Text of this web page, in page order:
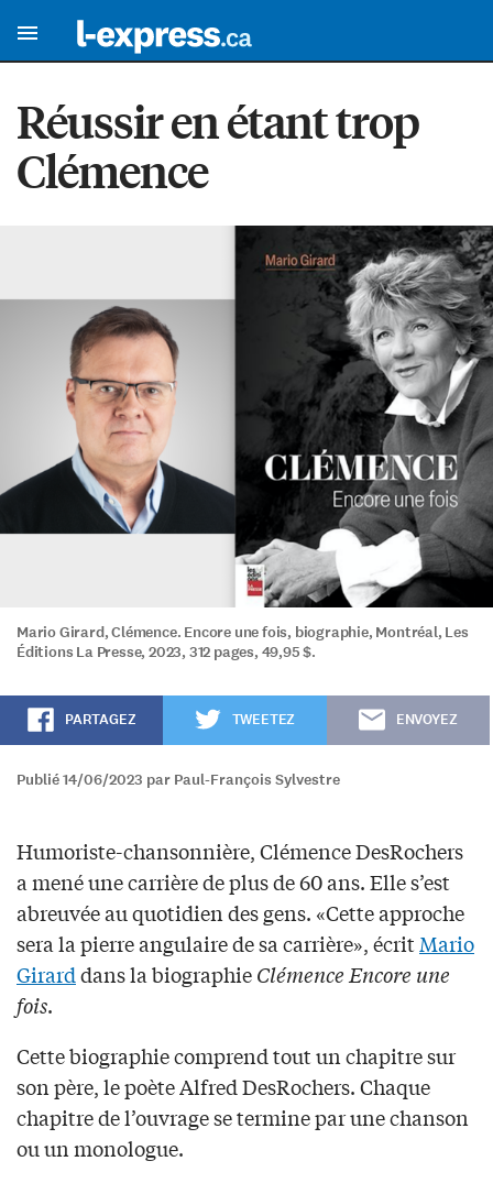
Réussir en étant trop
Clémence
Mario Girard, Clémence. Encore une fois, biographie, Montréal, Les
Éditions La Presse, 2023, 312 pages, 49,95 $.
PARTAGEZ TWEETEZ ENVOYEZ
Publié 14/06/2023 par Paul-François Sylvestre
Humoriste-chansonnière, Clémence DesRochers
a mené une carrière de plus de 60 ans. Elle s’est
abreuvée au quotidien des gens. «Cette approche
sera la pierre angulaire de sa carrière», écritMario
Girarddans la biographieClémence Encore une
fois.
Cette biographie comprend tout un chapitre sur
son père, le poète Alfred DesRochers. Chaque
chapitre de l’ouvrage se termine par une chanson
ou un monologue.